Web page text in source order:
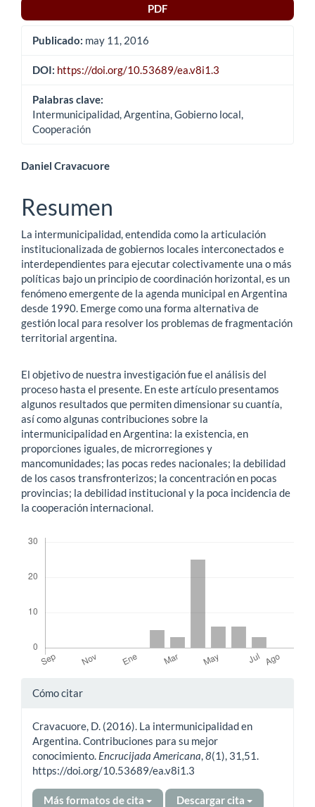
PDF
Publicado: may 11, 2016
DOI: https://doi.org/10.53689/ea.v8i1.3
Palabras clave:
Intermunicipalidad, Argentina, Gobierno local,
Cooperación
Contenido
principal
del
artículo
Daniel Cravacuore
Resumen
La intermunicipalidad, entendida como la articulación
institucionalizada de gobiernos locales interconectados e
interdependientes para ejecutar colectivamente una o más
políticas bajo un principio de coordinación horizontal, es un
fenómeno emergente de la agenda municipal en Argentina
desde 1990. Emerge como una forma alternativa de
gestión local para resolver los problemas de fragmentación
territorial argentina.
El objetivo de nuestra investigación fue el análisis del
proceso hasta el presente. En este artículo presentamos
algunos resultados que permiten dimensionar su cuantía,
así como algunas contribuciones sobre la
intermunicipalidad en Argentina: la existencia, en
proporciones iguales, de microrregiones y
mancomunidades; las pocas redes nacionales; la debilidad
de los casos transfronterizos; la concentración en pocas
provincias; la debilidad institucional y la poca incidencia de
la cooperación internacional.
Detalles
artículo
Cómo citar
Cravacuore, D. (2016). La intermunicipalidad en
Argentina. Contribuciones para su mejor
conocimiento. Encrucijada Americana,8(1), 31,51.
https://doi.org/10.53689/ea.v8i1.3
Más formatos de cita Descargar cita